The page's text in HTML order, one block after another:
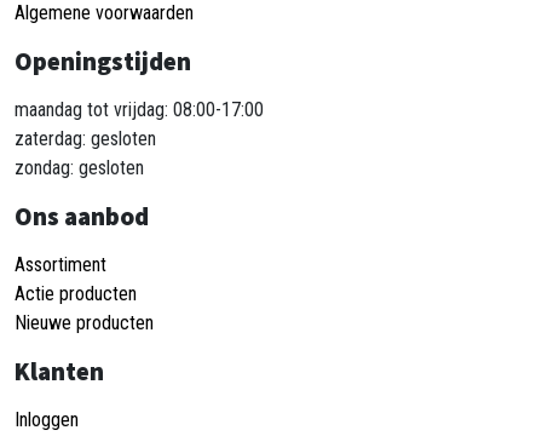
Algemene voorwaarden
Openingstijden
maandag tot vrijdag: 08:00-17:00
zaterdag: gesloten
zondag: gesloten
Ons aanbod
Assortiment
Actie producten
Nieuwe producten
Klanten
Inloggen